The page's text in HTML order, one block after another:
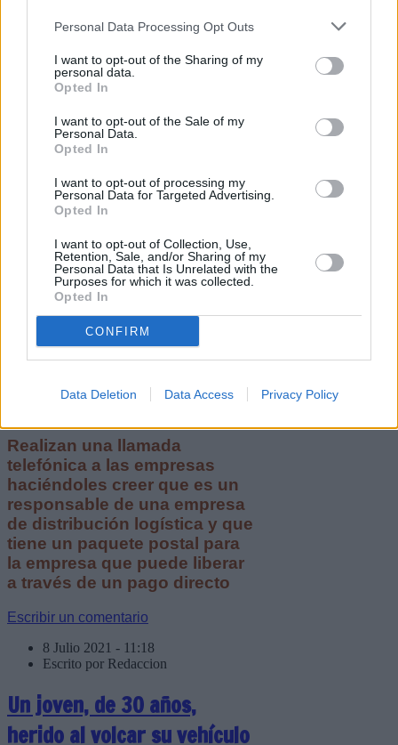
Personal Data Processing Opt Outs
I want to opt-out of the Sharing of my
personal data.
Opted In
I want to opt-out of the Sale of my
Personal Data.
Opted In
I want to opt-out of processing my
Personal Data for Targeted Advertising.
Opted In
I want to opt-out of Collection, Use,
Retention, Sale, and/or Sharing of my
Personal Data that Is Unrelated with the
Purposes for which it was collected.
Opted In
CONFIRM
Data Deletion Data Access Privacy Policy
A las 16:18 horas, en la calle Las Olas
de Costa Teguise, el SUC recupera de
una parada cardiorrespiratoria a un
varón tras sufrir un ahogamiento. Se
encontraba en estado crítico tras ser
ambulancia medicalizada al Hospital
Doctor José Molina Orosa.
14 Julio 2021 - 16:59
Escrito por Redaccion
La Guardia Civil alerta de
una estafa a comercios con
alta afluencia de clientes
detectada en Lanzarote
Realizan una llamada
telefónica a las empresas
haciéndoles creer que es un
responsable de una empresa
de distribución logística y que
tiene un paquete postal para
la empresa que puede liberar
a través de un pago directo
Escribir un comentario
8 Julio 2021 - 11:18
Escrito por Redaccion
Un joven, de 30 años,
herido al volcar su vehículo